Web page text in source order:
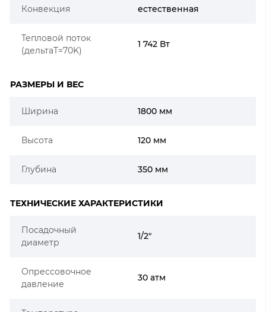
Конвекция естественная
Тепловой поток
(дельтаT=70K)
1 742 Вт
РАЗМЕРЫ И ВЕС
Ширина 1800 мм
Высота 120 мм
Глубина 350 мм
ТЕХНИЧЕСКИЕ ХАРАКТЕРИСТИКИ
Посадочный
диаметр
1/2"
Опрессовочное
давление
30 атм